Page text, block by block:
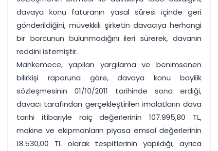
davaya konu faturanın yasal süresi içinde geri
gönderildiğini, müvekkili şirketin davacıya herhangi
bir borcunun bulunmadığını ileri sürerek, davanın
reddini istemiştir.
Mahkemece, yapılan yargılama ve benimsenen
bilirkişi raporuna göre, davaya konu bayilik
sözleşmesinin 01/10/2011 tarihinde sona erdiği,
davacı tarafından gerçekleştirilen imalatların dava
tarihi itibariyle raiç değerlerinin 107.995,80 TL,
makine ve ekipmanların piyasa emsal değerlerinin
18.530,00 TL olarak tespitlerinin yapıldığı, ayrıca